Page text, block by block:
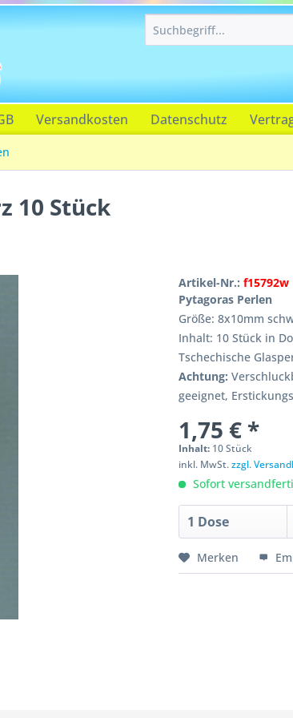
Versandkosten Datenschutz
10 Stück
Artikel-Nr.: f15792w
Pytagoras Perlen
Größe: 8x10mm
Inhalt: 10 Stück in
Tschechische
Achtung:
geeignet,
1,75 € *
Inhalt: 10 Stück
inkl. MwSt.zzgl.
Sofort
Merken